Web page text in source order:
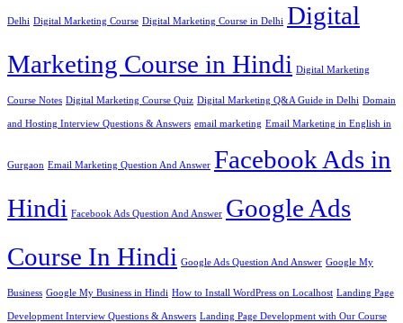
Delhi Digital Marketing Course Digital Marketing Course in Delhi Digital
Marketing Course in Hindi Digital Marketing
Course Notes Digital Marketing Course Quiz Digital Marketing Q&A Guide in Delhi Domain
and Hosting Interview Questions & Answers email marketing Email Marketing in English in
Gurgaon Email Marketing Question And Answer Facebook Ads in
Hindi Facebook Ads Question And Answer Google Ads
Course In Hindi Google Ads Question And Answer Google My
Business Google My Business in Hindi How to Install WordPress on Localhost Landing Page
Development Interview Questions & Answers Landing Page Development with Our Course